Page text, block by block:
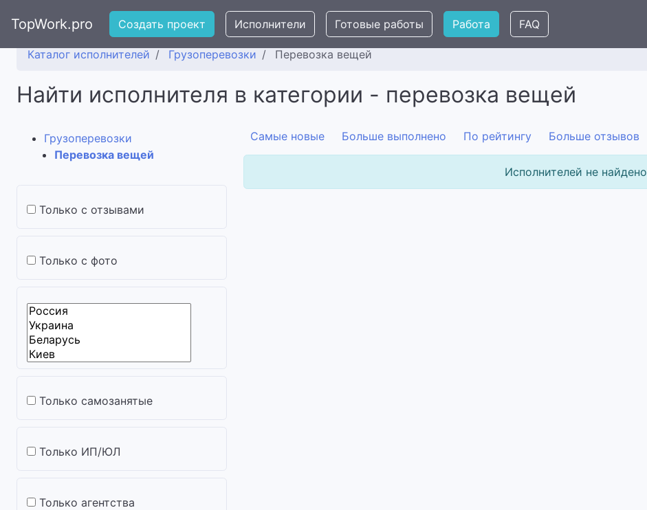
TopWork.pro Создать проект Исполнители Готовые работы Работа FAQ
Каталог исполнителей Грузоперевозки Перевозка вещей
Найти исполнителя в категории - перевозка вещей
Грузоперевозки
Перевозка вещей
Только с отзывами
Только с фото
Только самозанятые
Только ИП/ЮЛ
Только агентства
Самые новые Больше выполнено По рейтингу Больше отзывов
Исполнителей не найдено